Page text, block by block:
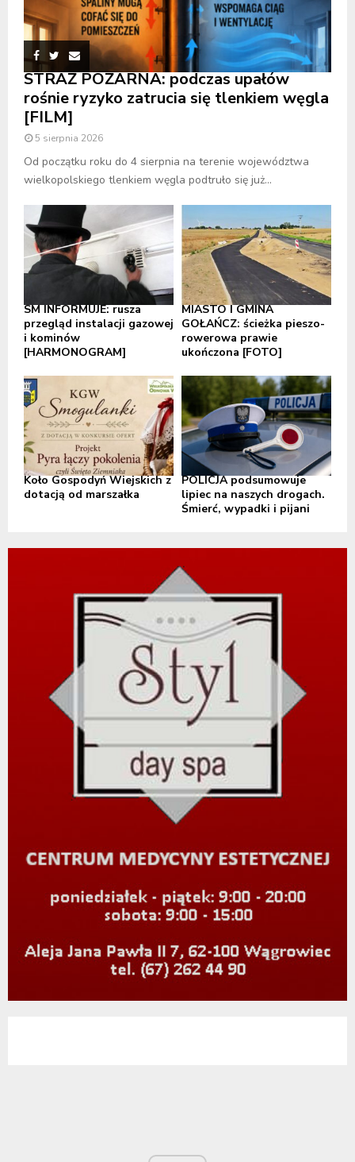
STRAŻ POŻARNA: podczas upałów
rośnie ryzyko zatrucia się tlenkiem węgla
[FILM]
5 sierpnia 2026
Od początku roku do 4 sierpnia na terenie województwa
wielkopolskiego tlenkiem węgla podtruło się już...
SM INFORMUJE: rusza
przegląd instalacji gazowej
i kominów
[HARMONOGRAM]
MIASTO I GMINA
GOŁAŃCZ: ścieżka pieszo-
rowerowa prawie
ukończona [FOTO]
Koło Gospodyń Wiejskich z
dotacją od marszałka
POLICJA podsumowuje
lipiec na naszych drogach.
Śmierć, wypadki i pijani